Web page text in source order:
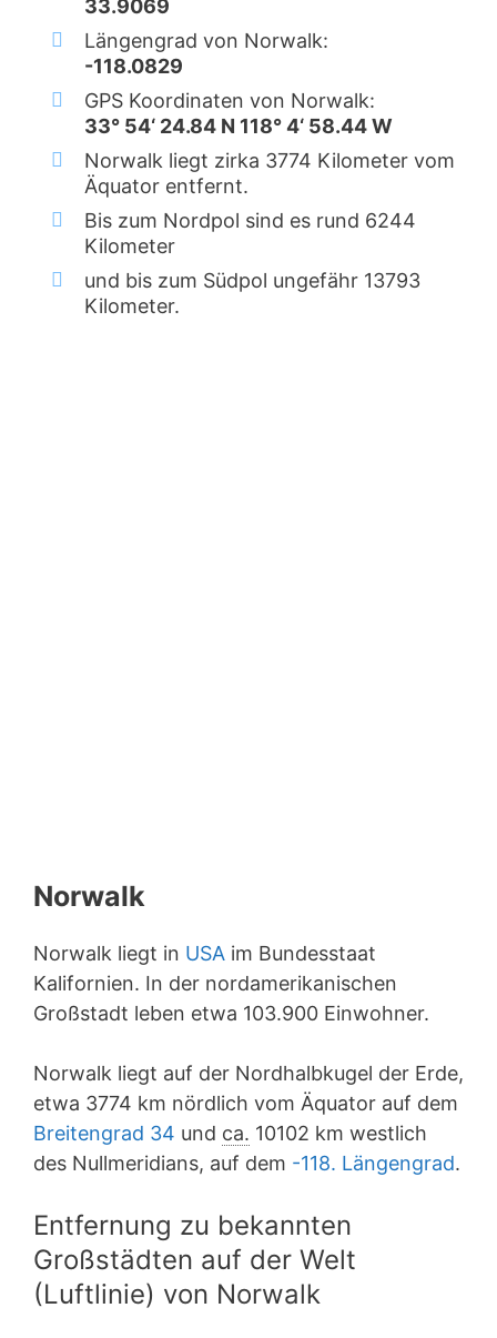
33.9069
Längengrad von Norwalk:
-118.0829
GPS Koordinaten von Norwalk:
33° 54‘ 24.84 N 118° 4‘ 58.44 W
Norwalk liegt zirka 3774 Kilometer vom
Äquator entfernt.
Bis zum Nordpol sind es rund 6244
Kilometer
und bis zum Südpol ungefähr 13793
Kilometer.
Norwalk
Norwalk liegt in USA im Bundesstaat
Kalifornien. In der nordamerikanischen
Großstadt leben etwa 103.900 Einwohner.
Norwalk liegt auf der Nordhalbkugel der Erde,
etwa 3774 km nördlich vom Äquator auf dem
Breitengrad 34 und ca. 10102 km westlich
des Nullmeridians, auf dem -118. Längengrad.
Entfernung zu bekannten
Großstädten auf der Welt
(Luftlinie) von Norwalk